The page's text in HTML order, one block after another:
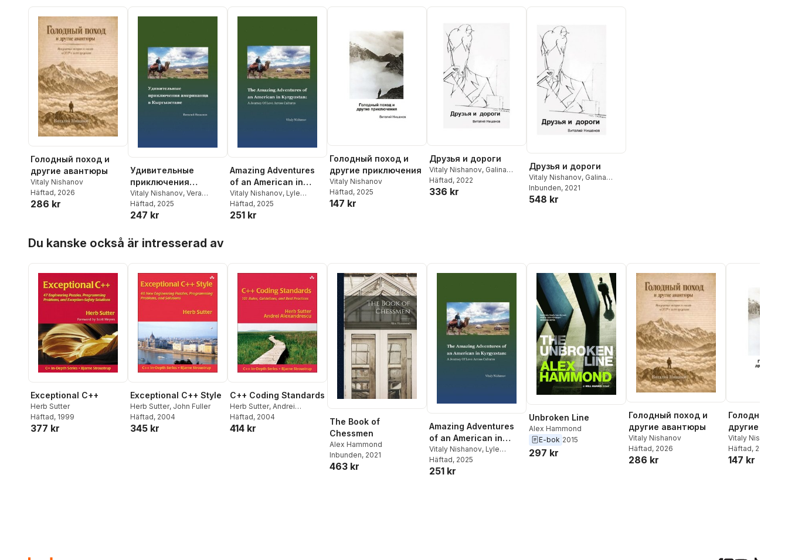
Голодный поход и
другие авантюры
Vitaly Nishanov
Häftad, 2026
286 kr
Удивительные
приключения
американца в Кы
Vitaly Nishanov, Vera
Moiseenko
Häftad, 2025
247 kr
Amazing Adventures
of an American in
Kyrgyzstan
Vitaly Nishanov, Lyle
Thomas
Häftad, 2025
251 kr
Голодный поход и
другие приключения
Vitaly Nishanov
Häftad, 2025
147 kr
Друзья и дороги
Vitaly Nishanov, Galina
Nishanova,Anzhela
Nishanova
Häftad, 2022
336 kr
Друзья и дороги
Vitaly Nishanov, Galina
Nishanova ,Anzhela
Nishanova
Inbunden, 2021
548 kr
Du kanske också är intresserad av
Exceptional C++
Herb Sutter
Häftad, 1999
377 kr
Exceptional C++ Style
Herb Sutter, John Fuller
Häftad, 2004
345 kr
C++ Coding Standards
Herb Sutter, Andrei
Alexandrescu
Häftad, 2004
414 kr
The Book of
Chessmen
Alex Hammond
Inbunden, 2021
463 kr
Amazing Adventures
of an American in
Kyrgyzstan
Vitaly Nishanov, Lyle
Thomas
Häftad, 2025
251 kr
Unbroken Line
Alex Hammond
E-bok 2015
297 kr
Голодный поход и
другие авантюры
Vitaly Nishanov
Häftad, 2026
286 kr
Голодный
другие
Vitaly Nishanov
Häftad, 2025
147 kr